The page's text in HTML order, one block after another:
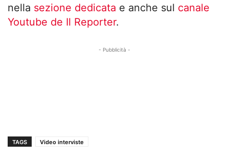
nella sezione dedicata e anche sul canale
Youtube de Il Reporter.
- Pubblicità -
TAGS Video interviste